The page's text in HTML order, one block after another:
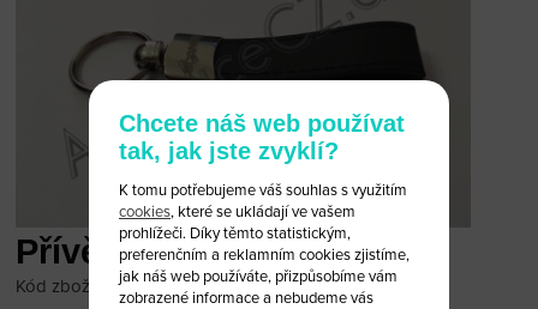
Přívěsek Scania
Kód zboží: scania_pr1
Chcete náš web používat
tak, jak jste zvyklí?
K tomu potřebujeme váš souhlas s využitím
cookies, které se ukládají ve vašem
prohlížeči. Díky těmto statistickým,
preferenčním a reklamním cookies zjistíme,
jak náš web používáte, přizpůsobíme vám
zobrazené informace a nebudeme vás